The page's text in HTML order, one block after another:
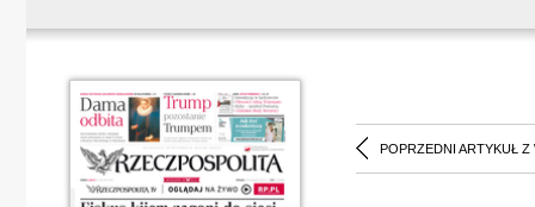
POPRZEDNI ARTYKUŁ Z